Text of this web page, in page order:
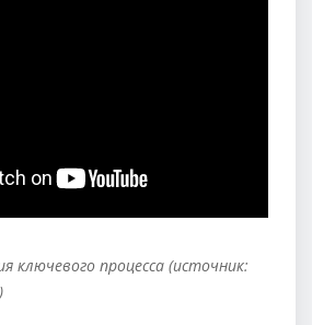
ключевого процесса (источник: